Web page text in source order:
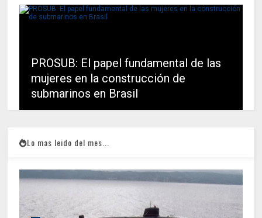
PROSUB: El papel fundamental de las
mujeres en la construcción de
submarinos en Brasil
Lo mas leido del mes...